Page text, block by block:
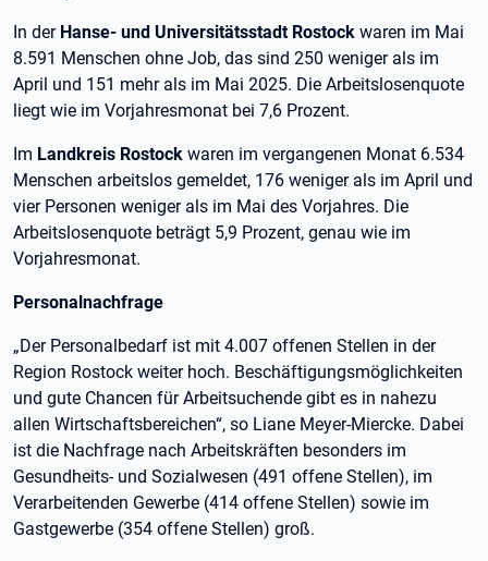
In der Hanse- und Universitätsstadt Rostock waren im Mai
8.591 Menschen ohne Job, das sind 250 weniger als im
April und 151 mehr als im Mai 2025. Die Arbeitslosenquote
liegt wie im Vorjahresmonat bei 7,6 Prozent.
Im Landkreis Rostock waren im vergangenen Monat 6.534
Menschen arbeitslos gemeldet, 176 weniger als im April und
vier Personen weniger als im Mai des Vorjahres. Die
Arbeitslosenquote beträgt 5,9 Prozent, genau wie im
Vorjahresmonat.
Personalnachfrage
„Der Personalbedarf ist mit 4.007 offenen Stellen in der
Region Rostock weiter hoch. Beschäftigungsmöglichkeiten
und gute Chancen für Arbeitsuchende gibt es in nahezu
allen Wirtschaftsbereichen“, so Liane Meyer-Miercke. Dabei
ist die Nachfrage nach Arbeitskräften besonders im
Gesundheits- und Sozialwesen (491 offene Stellen), im
Verarbeitenden Gewerbe (414 offene Stellen) sowie im
Gastgewerbe (354 offene Stellen) groß.